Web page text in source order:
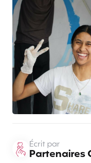
Écrit par
Partenaires